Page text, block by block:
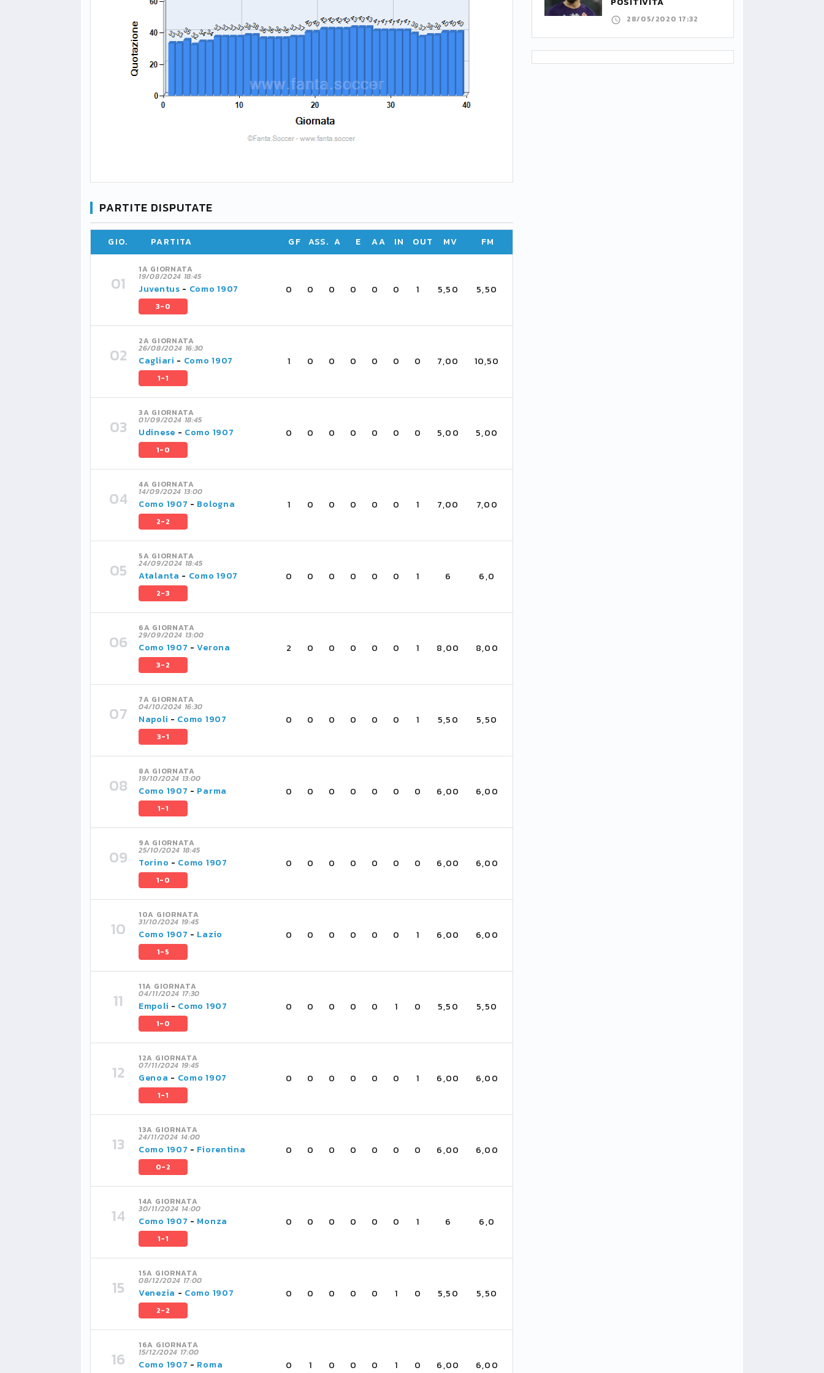
PARTITE DISPUTATE
GIO. PARTITA GF ASS. A E AA IN OUT MV FM
1A GIORNATA
19/08/2024 18:45
Juventus - Como 1907
3-0
0 0 0 0 0 0 1 5,50 5,50
2A GIORNATA
26/08/2024 16:30
Cagliari - Como 1907
1-1
1 0 0 0 0 0 0 7,00 10,50
3A GIORNATA
01/09/2024 18:45
Udinese - Como 1907
1-0
0 0 0 0 0 0 0 5,00 5,00
4A GIORNATA
14/09/2024 13:00
Como 1907 - Bologna
2-2
1 0 0 0 0 0 1 7,00 7,00
5A GIORNATA
24/09/2024 18:45
Atalanta - Como 1907
2-3
0 0 0 0 0 0 1 6 6,0
6A GIORNATA
29/09/2024 13:00
Como 1907 -Verona
3-2
2 0 0 0 0 0 1 8,00 8,00
7A GIORNATA
04/10/2024 16:30
Napoli - Como 1907
3-1
0 0 0 0 0 0 1 5,50 5,50
8A GIORNATA
19/10/2024 13:00
Como 1907 - Parma
1-1
0 0 0 0 0 0 0 6,00 6,00
9A GIORNATA
25/10/2024 18:45
Torino - Como 1907
1-0
0 0 0 0 0 0 0 6,00 6,00
10A GIORNATA
31/10/2024 19:45
Como 1907 - Lazio
1-5
0 0 0 0 0 0 1 6,00 6,00
11A GIORNATA
04/11/2024 17:30
Empoli - Como 1907
1-0
0 0 0 0 0 1 0 5,50 5,50
12A GIORNATA
07/11/2024 19:45
Genoa - Como 1907
1-1
0 0 0 0 0 0 1 6,00 6,00
13A GIORNATA
24/11/2024 14:00
Como 1907 - Fiorentina
0-2
0 0 0 0 0 0 0 6,00 6,00
14A GIORNATA
30/11/2024 14:00
Como 1907 - Monza
1-1
0 0 0 0 0 0 1 6 6,0
15A GIORNATA
08/12/2024 17:00
Venezia - Como 1907
2-2
0 0 0 0 0 1 0 5,50 5,50
16A GIORNATA
15/12/2024 17:00
Como 1907 - Roma 0 1 0 0 0 1 0 6,00 6,00
28/05/2020 17:32